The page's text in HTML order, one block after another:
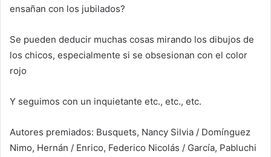
ensañan con los jubilados?
Se pueden deducir muchas cosas mirando los dibujos de
los chicos, especialmente si se obsesionan con el color
rojo
Y seguimos con un inquietante etc., etc., etc.
Autores premiados: Busquets, Nancy Silvia / Domínguez
Nimo, Hernán / Enrico, Federico Nicolás / García, Pabluchi